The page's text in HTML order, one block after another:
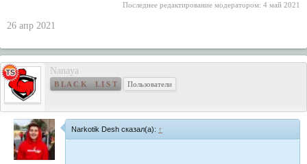
Последнее редактирование модератором: 4 май 2021
26 апр 2021
Nanaya
B L A C K L I S T Пользователи
Narkotik Desh сказал(а): ↑